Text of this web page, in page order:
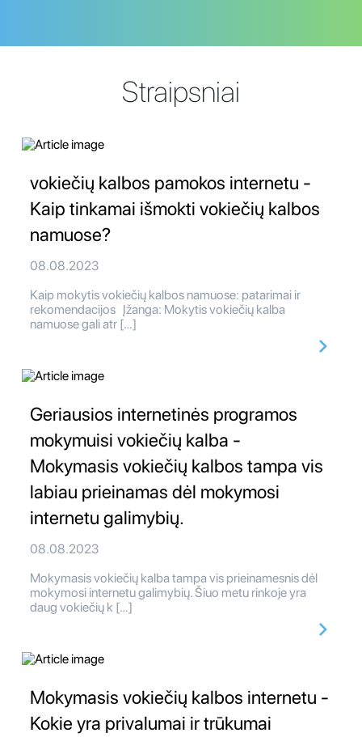
Straipsniai
vokiečių kalbos pamokos internetu -
Kaip tinkamai išmokti vokiečių kalbos
namuose?
08.08.2023
Kaip mokytis vokiečių kalbos namuose: patarimai ir
rekomendacijos Įžanga: Mokytis vokiečių kalba
namuose gali atr […]
Geriausios internetinės programos
mokymuisi vokiečių kalba -
Mokymasis vokiečių kalbos tampa vis
labiau prieinamas dėl mokymosi
internetu galimybių.
08.08.2023
Mokymasis vokiečių kalba tampa vis prieinamesnis dėl
mokymosi internetu galimybių. Šiuo metu rinkoje yra
daug vokiečių k […]
Mokymasis vokiečių kalbos internetu -
Kokie yra privalumai ir trūkumai